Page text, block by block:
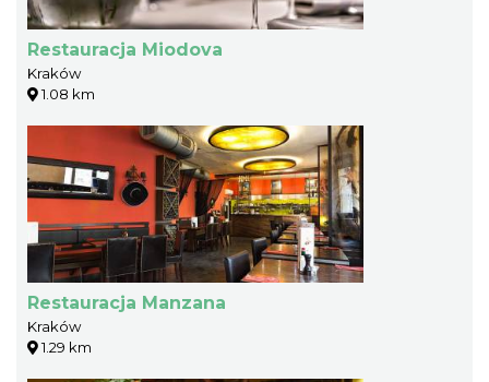
Restauracja Miodova
Kraków
1.08 km
Restauracja Manzana
Kraków
1.29 km